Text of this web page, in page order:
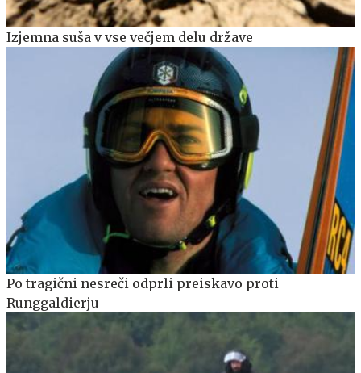
Izjemna suša v vse večjem delu države
Po tragični nesreči odprli preiskavo proti
Runggaldierju